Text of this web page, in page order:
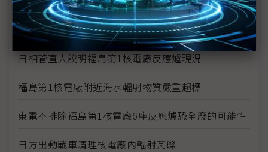
福島23日清晨發生規模5餘震 日方表示不影響福島
核電廠復原作業
日相菅直人說明福島第1核電廠反應爐現況
福島第1核電廠附近海水輻射物質嚴重超標
東電不排除福島第1核電廠6座反應爐恐全廢的可能性
日方出動戰車清理核電廠內輻射瓦礫